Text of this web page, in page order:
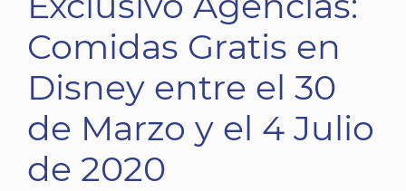
Comidas Gratis en
Disney entre el 30
de Marzo y el 4 Julio
de 2020